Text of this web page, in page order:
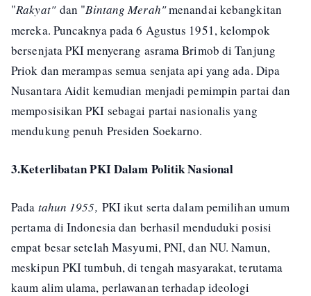
"Rakyat" dan "Bintang Merah"menandai kebangkitan
mereka. Puncaknya pada 6 Agustus 1951, kelompok
bersenjata PKI menyerang asrama Brimob di Tanjung
Priok dan merampas semua senjata api yang ada. Dipa
Nusantara Aidit kemudian menjadi pemimpin partai dan
memposisikan PKI sebagai partai nasionalis yang
mendukung penuh Presiden Soekarno.
3.Keterlibatan PKI Dalam Politik Nasional
Pada tahun 1955, PKI ikut serta dalam pemilihan umum
pertama di Indonesia dan berhasil menduduki posisi
empat besar setelah Masyumi, PNI, dan NU. Namun,
meskipun PKI tumbuh, di tengah masyarakat, terutama
kaum alim ulama, perlawanan terhadap ideologi